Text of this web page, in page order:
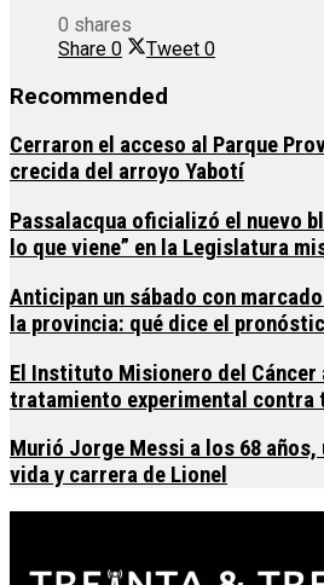
0 shares
Share 0 Tweet 0
Recommended
Cerraron el acceso al Parque
crecida del arroyo Yabotí
Passalacqua oficializó el nuevo
lo que viene” en la Legislatura
Anticipan un sábado con
la provincia: qué dice el
El Instituto Misionero del Cáncer
tratamiento experimental contra
Murió Jorge Messi a los 68 años,
vida y carrera de Lionel